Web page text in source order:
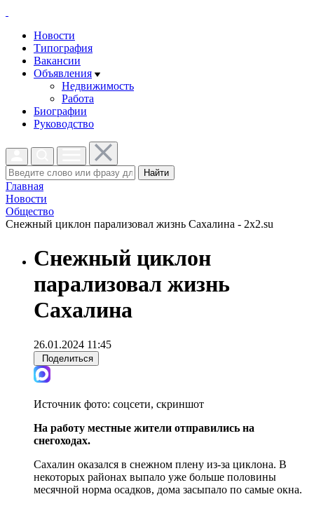
Новости
Типография
Вакансии
Объявления
Недвижимость
Работа
Биографии
Руководство
Найти
Главная
Новости
Общество
Снежный циклон парализовал жизнь Сахалина - 2x2.su
Снежный циклон
парализовал жизнь
Сахалина
26.01.2024 11:45
Поделиться
Источник фото: соцсети, скриншот
На работу местные жители отправились на
снегоходах.
Сахалин оказался в снежном плену из-за циклона. В
некоторых районах выпало уже больше половины
месячной норма осадков, дома засыпало по самые окна.